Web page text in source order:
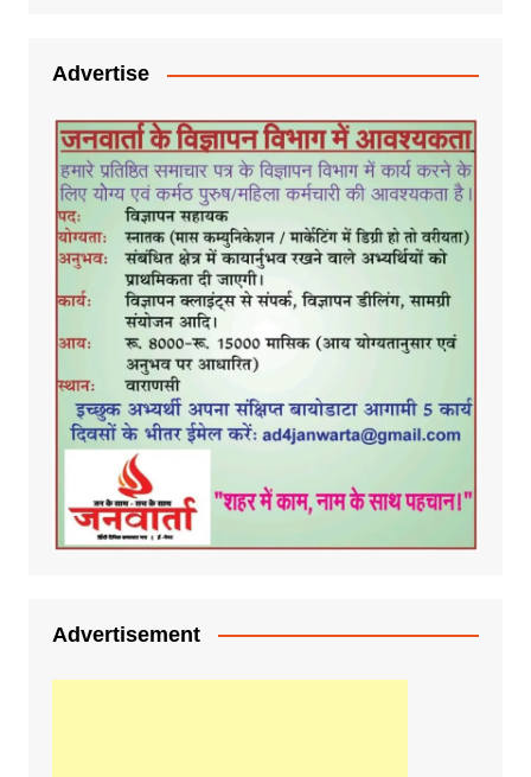
Advertise
Advertisement